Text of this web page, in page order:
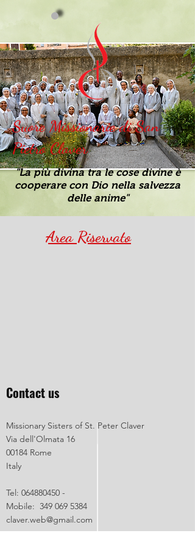
Suore Missionarie di San
Pietro Claver
"La più divina tra le cose divine è
cooperare con Dio nella salvezza
delle anime"
Area Riservato
Contact us
Missionary Sisters of St. Peter Claver
Via dell'Olmata 16
00184 Rome
Italy
Tel: 064880450 -
Mobile: 349 069 5384
claver.web@gmail.com